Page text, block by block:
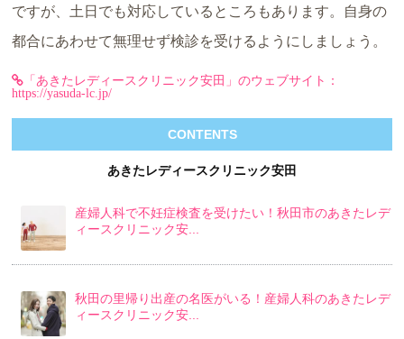
ですが、土日でも対応しているところもあります。自身の
都合にあわせて無理せず検診を受けるようにしましょう。
「あきたレディースクリニック安田」のウェブサイト：
https://yasuda-lc.jp/
CONTENTS
あきたレディースクリニック安田
産婦人科で不妊症検査を受けたい！秋田市のあきたレデ
ィースクリニック安...
秋田の里帰り出産の名医がいる！産婦人科のあきたレデ
ィースクリニック安...